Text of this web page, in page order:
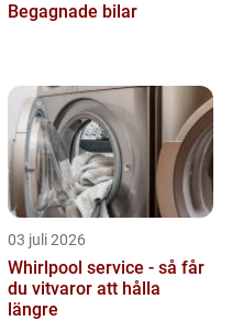
Begagnade bilar
03 juli 2026
Whirlpool service - så får
du vitvaror att hålla
längre